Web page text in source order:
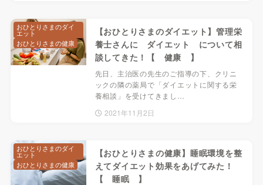
【おひとりさまのダイエット】管理栄
養士さんに ダイエット について相
談してきた！【 健康 】
先日、主治医の先生のご指導の下、クリニ
ックの隣の薬局で「ダイエットに関する栄
養相談」を受けてきまし…
2021年11月2日
おひとりさまのダイ
エット
おひとりさまの健康
【おひとりさまの健康】睡眠環境を整
えてダイエット効果をあげてみた！
【 睡眠 】
おひとりさまのダイ
エット
おひとりさまの健康